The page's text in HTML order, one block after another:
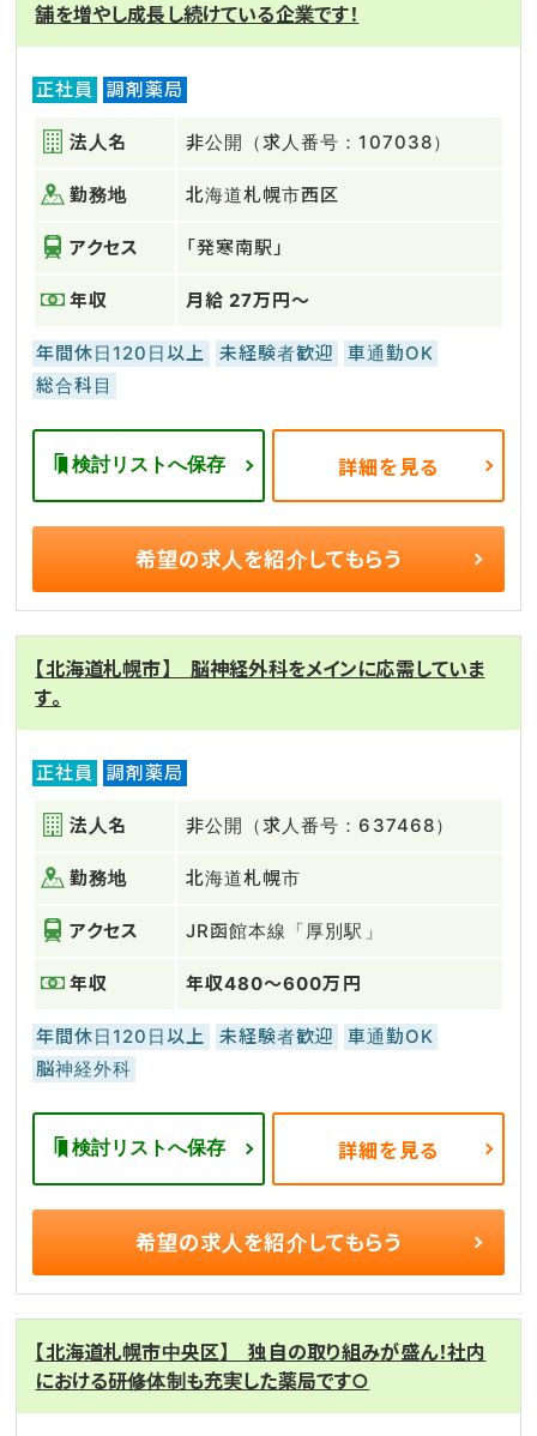
舗を増やし成長し続けている企業です！
正社員 調剤薬局
法人名 非公開（求人番号：107038）
勤務地 北海道札幌市西区
アクセス 「発寒南駅」
年収 月給 27万円～
年間休日120日以上 未経験者歓迎
車通勤OK
総合科目
検討リストへ保存 詳細を見る
希望の求人を紹介してもらう
【北海道札幌市】 脳神経外科をメインに応需していま
す。
正社員 調剤薬局
法人名 非公開（求人番号：637468）
勤務地 北海道札幌市
アクセス JR函館本線「厚別駅」
年収 年収480～600万円
年間休日120日以上 未経験者歓迎
車通勤OK
脳神経外科
検討リストへ保存 詳細を見る
希望の求人を紹介してもらう
【北海道札幌市中央区】 独自の取り組みが盛ん！社内
における研修体制も充実した薬局です○